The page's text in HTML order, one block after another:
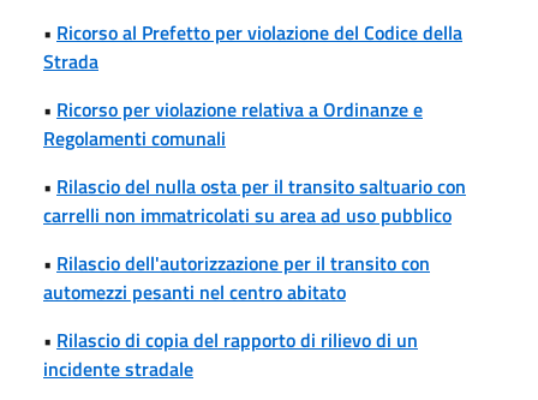
• Ricorso al Prefetto per violazione del Codice della
Strada
• Ricorso per violazione relativa a Ordinanze e
Regolamenti comunali
• Rilascio del nulla osta per il transito saltuario con
carrelli non immatricolati su area ad uso pubblico
• Rilascio dell'autorizzazione per il transito con
automezzi pesanti nel centro abitato
• Rilascio di copia del rapporto di rilievo di un
incidente stradale